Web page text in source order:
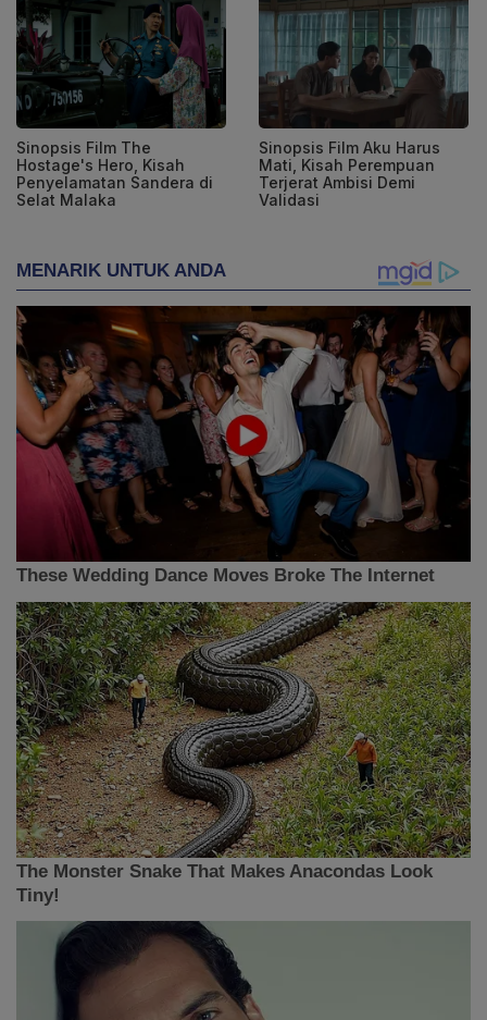
Sinopsis Film The
Hostage's Hero, Kisah
Penyelamatan Sandera di
Selat Malaka
Sinopsis Film Aku Harus
Mati, Kisah Perempuan
Terjerat Ambisi Demi
Validasi